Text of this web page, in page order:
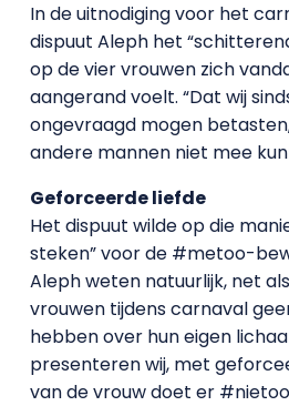
In de uitnodiging voor het
dispuut Aleph het
op de vier vrouwen zich
aangerand voelt. “Dat wij
ongevraagd mogen
andere mannen niet mee
Geforceerde liefde
Het dispuut wilde op die
steken” voor de #metoo-
Aleph weten natuurlijk, net
vrouwen tijdens carnaval
hebben over hun eigen
presenteren wij, met
van de vrouw doet er